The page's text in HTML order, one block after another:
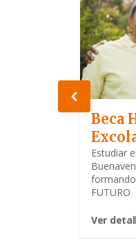
Beca
Estudiar
formando
FUTURO
Ver